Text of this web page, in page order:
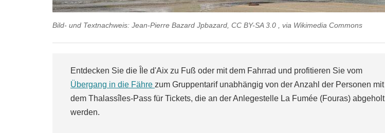
Bild- und Textnachweis: Jean-Pierre Bazard Jpbazard, CC BY-SA 3.0 , via Wikimedia Commons
Entdecken Sie die Île d'Aix zu Fuß oder mit dem Fahrrad und profitieren Sie vom
Übergang in die Fähre zum Gruppentarif unabhängig von der Anzahl der Personen mit
dem Thalassîles-Pass für Tickets, die an der Anlegestelle La Fumée (Fouras) abgeholt
werden.